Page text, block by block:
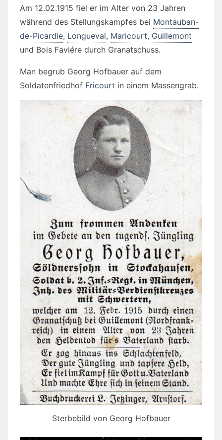
Am 12.02.1915 fiel er im Alter von 23 Jahren
während des Stellungskampfes bei Montauban-
de-Picardie, Longueval, Maricourt, Guillemont
und Bois Faviére durch Granatschuss.
Man begrub Georg Hofbauer auf dem
Soldatenfriedhof Fricourt in einem Massengrab.
Sterbebild von Georg Hofbauer